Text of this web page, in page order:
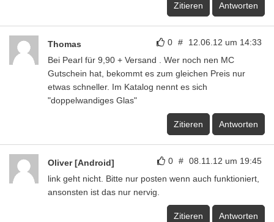
Zitieren Antworten
0 # 12.06.12 um 14:33
Thomas
Bei Pearl für 9,90 + Versand . Wer noch nen MC
Gutschein hat, bekommt es zum gleichen Preis nur
etwas schneller. Im Katalog nennt es sich
"doppelwandiges Glas"
Zitieren Antworten
0 # 08.11.12 um 19:45
Oliver [Android]
link geht nicht. Bitte nur posten wenn auch funktioniert,
ansonsten ist das nur nervig.
Zitieren Antworten